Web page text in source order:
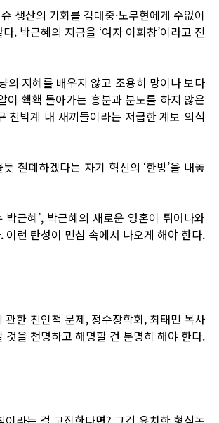
생산의 기회를 김대중·노무현에게 수없이
. 박근혜의 지금을 ‘여자 이회창’이라고 진
의 지혜를 배우지 않고 조용히 망이나 보다
홱홱 돌아가는 흥분과 분노를 하지 않은
친박계 내 새끼들이라는 저급한 계보 의식
철폐하겠다는 자기 혁신의 ‘한방’을 내놓
근혜’, 박근혜의 새로운 영혼이 튀어나와
런 탄성이 민심 속에서 나오게 해야 한다.
한 친인척 문제, 정수장학회, 최태민 목사
을 천명하고 해명할 건 분명히 해야 한다.